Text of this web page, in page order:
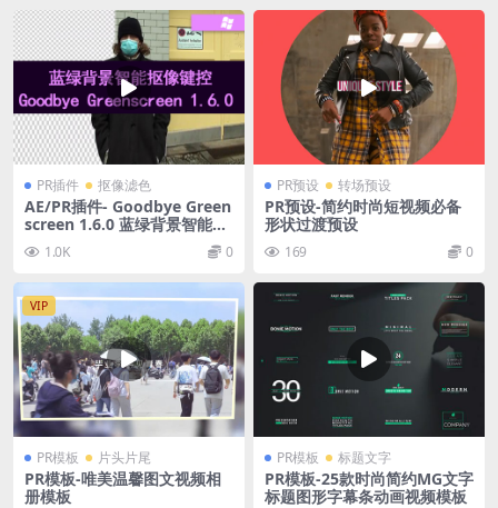
PR插件 抠像滤色
AE/PR插件- Goodbye Green
screen 1.6.0 蓝绿背景智能抠
像键控 CPU/GPU
1.0K 0
PR预设 转场预设
PR预设-简约时尚短视频必备
形状过渡预设
169 0
VIP
PR模板 片头片尾
PR模板-唯美温馨图文视频相
册模板
PR模板 标题文字
PR模板-25款时尚简约MG文字
标题图形字幕条动画视频模板